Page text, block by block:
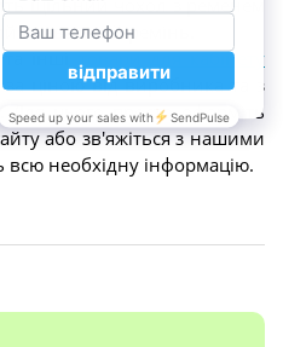
плаваючий ремінь.
та іншітовари для кабінету
ціною від виробника та з
Для цього просто оформіть
або зв'яжіться з нашими
необхідну інформацію.